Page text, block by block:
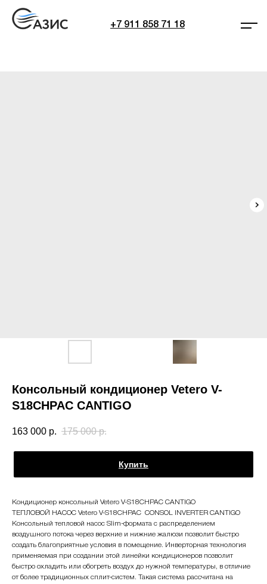
+7 911 858 71 18
Консольный кондиционер Vetero V-
S18CHPAC CANTIGO
163 000 р. 175 000 р.
Купить
Кондиционер консольный Vetero V-S18CHPAC CANTIGO
ТЕПЛОВОЙ НАСОС Vetero V-S18CHPAC CONSOL INVERTER CANTIGO
Консольный тепловой насос Slim-формата с распределением
воздушного потока через верхние и нижние жалюзи позволит быстро
создать благоприятные условия в помещение. Инверторная технология
применяемая при создании этой линейки кондиционеров позволит
быстро охладить или обогреть воздух до нужной температуры, в отличие
от более традиционных сплит-систем. Такая система рассчитана на